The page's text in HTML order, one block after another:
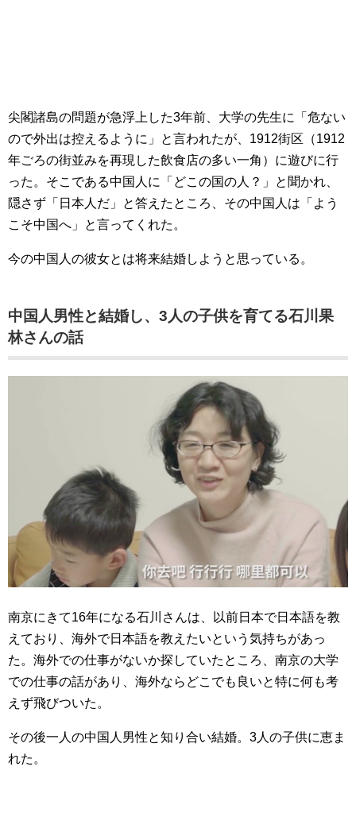
尖閣諸島の問題が急浮上した3年前、大学の先生に「危ない
ので外出は控えるように」と言われたが、1912街区（1912
年ごろの街並みを再現した飲食店の多い一角）に遊びに行
った。そこである中国人に「どこの国の人？」と聞かれ、
隠さず「日本人だ」と答えたところ、その中国人は「よう
こそ中国へ」と言ってくれた。
今の中国人の彼女とは将来結婚しようと思っている。
中国人男性と結婚し、3人の子供を育てる石川果
林さんの話
南京にきて16年になる石川さんは、以前日本で日本語を教
えており、海外で日本語を教えたいという気持ちがあっ
た。海外での仕事がないか探していたところ、南京の大学
での仕事の話があり、海外ならどこでも良いと特に何も考
えず飛びついた。
その後一人の中国人男性と知り合い結婚。3人の子供に恵ま
れた。